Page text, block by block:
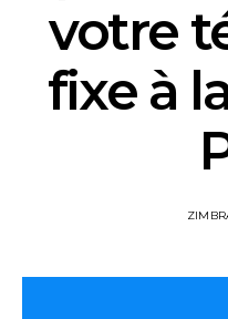
votre
fixe à